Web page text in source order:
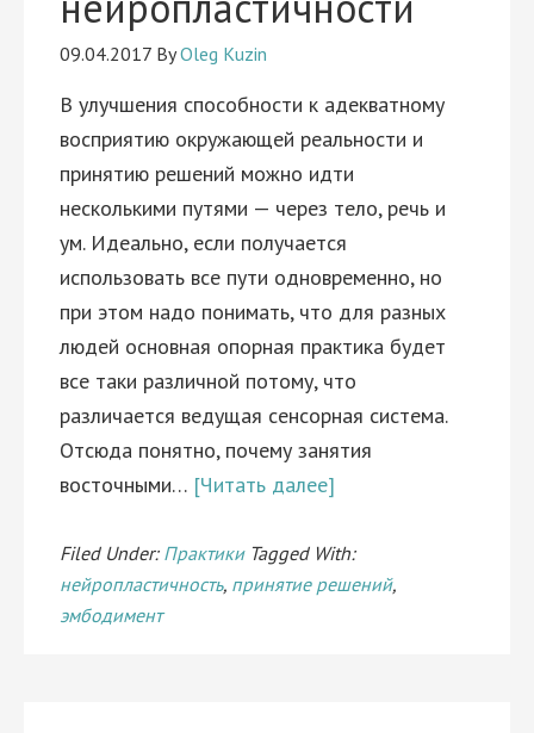
09.04.2017 ByOleg Kuzin
В улучшения способности к адекватному
восприятию окружающей реальности и
принятию решений можно идти
несколькими путями — через тело, речь и
ум. Идеально, если получается
использовать все пути одновременно, но
при этом надо понимать, что для разных
людей основная опорная практика будет
все таки различной потому, что
различается ведущая сенсорная система.
Отсюда понятно, почему занятия
восточными… [Читать далее]
Filed Under: Практики Tagged With:
нейропластичность, принятие решений,
эмбодимент